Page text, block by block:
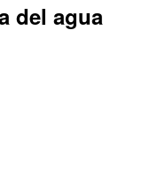
del agua